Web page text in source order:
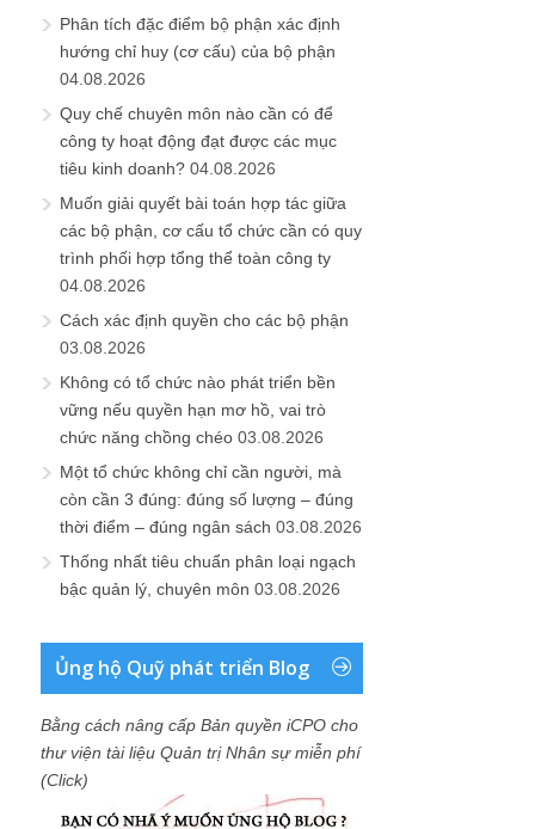
Phân tích đặc điểm bộ phận xác định
hướng chỉ huy (cơ cấu) của bộ phận
04.08.2026
Quy chế chuyên môn nào cần có để
công ty hoạt động đạt được các mục
tiêu kinh doanh? 04.08.2026
Muốn giải quyết bài toán hợp tác giữa
các bộ phận, cơ cấu tổ chức cần có quy
trình phối hợp tổng thể toàn công ty
04.08.2026
Cách xác định quyền cho các bộ phận
03.08.2026
Không có tổ chức nào phát triển bền
vững nếu quyền hạn mơ hồ, vai trò
chức năng chồng chéo 03.08.2026
Một tổ chức không chỉ cần người, mà
còn cần 3 đúng: đúng số lượng – đúng
thời điểm – đúng ngân sách 03.08.2026
Thống nhất tiêu chuẩn phân loại ngạch
bậc quản lý, chuyên môn 03.08.2026
Ủng hộ Quỹ phát triển Blog
Bằng cách nâng cấp Bản quyền iCPO cho
thư viện tài liệu Quản trị Nhân sự miễn phí
(Click)